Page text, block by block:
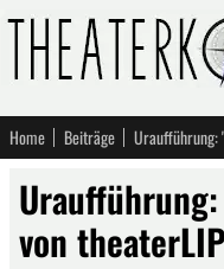
Home Beiträge
von